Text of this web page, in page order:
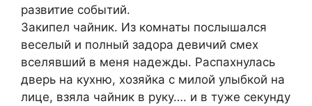
развитие событий.
Закипел чайник. Из комнаты послышался
веселый и полный задора девичий смех
вселявший в меня надежды. Распахнулась
дверь на кухню, хозяйка с милой улыбкой на
лице, взяла чайник в руку…. и в туже секунду